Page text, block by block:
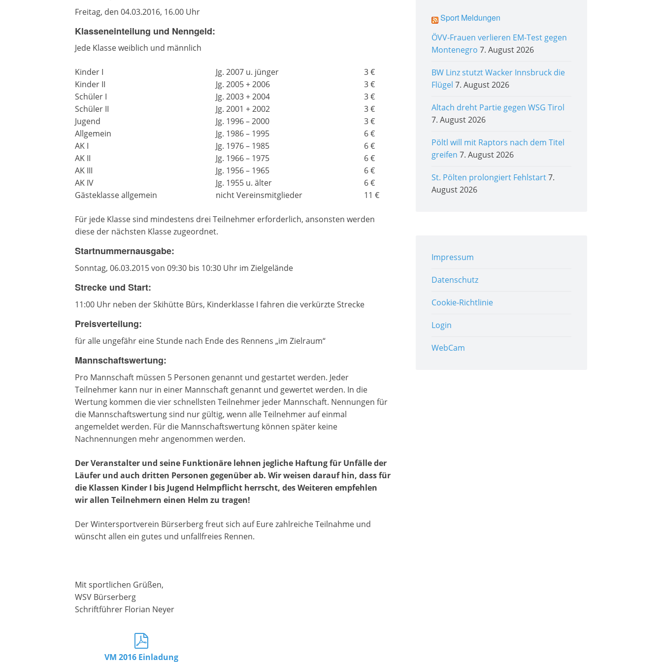
Freitag, den 04.03.2016, 16.00 Uhr
Klasseneinteilung und Nenngeld:
Jede Klasse weiblich und männlich
Kinder I Jg. 2007 u. jünger
3 €
Kinder II
Jg. 2005 + 2006
3 €
Schüler I
Jg. 2003 + 2004
3 €
Schüler II
Jg. 2001 + 2002
3 €
Jugend
Jg. 1996 – 2000
3 €
Allgemein
Jg. 1986 – 1995
6 €
AK I
Jg. 1976 – 1985
6 €
AK II
Jg. 1966 – 1975
6 €
AK III
Jg. 1956 – 1965
6 €
AK IV
Jg. 1955 u. älter
6 €
Gästeklasse allgemein
nicht Vereinsmitglieder 11 €
Für jede Klasse sind mindestens drei Teilnehmer erforderlich, ansonsten werden
diese der nächsten Klasse zugeordnet.
Startnummernausgabe:
Sonntag, 06.03.2015 von 09:30 bis 10:30 Uhr im Zielgelände
Strecke und Start:
11:00 Uhr neben der Skihütte Bürs, Kinderklasse I fahren die verkürzte Strecke
Preisverteilung:
für alle ungefähr eine Stunde nach Ende des Rennens „im Zielraum“
Mannschaftswertung:
Pro Mannschaft müssen 5 Personen genannt und gestartet werden. Jeder
Teilnehmer kann nur in einer Mannschaft genannt und gewertet werden. In die
Wertung kommen die vier schnellsten Teilnehmer jeder Mannschaft. Nennungen für
die Mannschaftswertung sind nur gültig, wenn alle Teilnehmer auf einmal
angemeldet werden. Für die Mannschaftswertung können später keine
Nachnennungen mehr angenommen werden.
Der Veranstalter und seine Funktionäre lehnen jegliche Haftung für Unfälle der
Läufer und auch dritten Personen gegenüber ab. Wir weisen darauf hin, dass für
die Klassen Kinder I bis Jugend Helmpflicht herrscht, des Weiteren empfehlen
wir allen Teilnehmern einen Helm zu tragen!
Der Wintersportverein Bürserberg freut sich auf Eure zahlreiche Teilnahme und
wünscht allen ein gutes und unfallfreies Rennen.
Mit sportlichen Grüßen,
WSV Bürserberg
Schriftführer Florian Neyer
VM 2016 Einladung
Sport Meldungen
ÖVV-Frauen verlieren EM-Test gegen
Montenegro 7. August 2026
BW Linz stutzt Wacker Innsbruck die
Flügel 7. August 2026
Altach dreht Partie gegen WSG Tirol
7. August 2026
Pöltl will mit Raptors nach dem Titel
greifen 7. August 2026
St. Pölten prolongiert Fehlstart 7.
August 2026
Impressum
Datenschutz
Cookie-Richtlinie
Login
WebCam